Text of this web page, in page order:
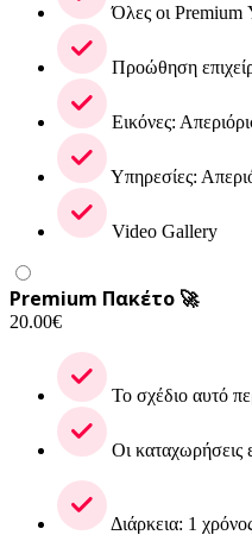
Όλες οι Premium
Προώθηση
Εικόνες:
Υπηρεσίες:
Video Gallery
Premium Πακέτο 🚀
20.00€
Το σχέδιο αυτό
Οι καταχωρήσεις
Διάρκεια: 1